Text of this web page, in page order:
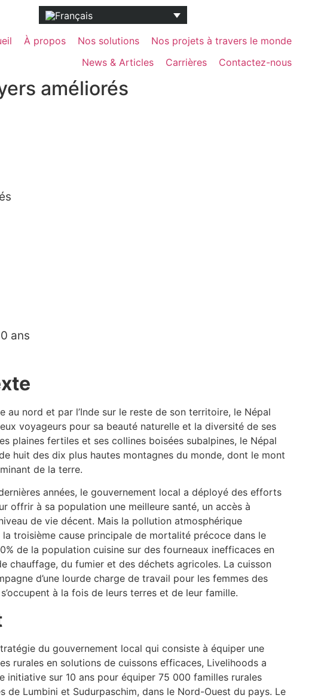
À propos Nos solutions
Nos projets à travers le monde
News & Articles
Carrières Contactez-nous
améliorés
ans
au nord et par l’Inde sur le reste de son territoire, le Népal
voyageurs pour sa beauté naturelle et la diversité de ses
plaines fertiles et ses collines boisées subalpines, le Népal
huit des dix plus hautes montagnes du monde, dont le mont
de la terre.
années, le gouvernement local a déployé des efforts
offrir à sa population une meilleure santé, un accès à
de vie décent. Mais la pollution atmosphérique
troisième cause principale de mortalité précoce dans le
de la population cuisine sur des fourneaux inefficaces en
chauffage, du fumier et des déchets agricoles. La cuisson
d’une lourde charge de travail pour les femmes des
à la fois de leurs terres et de leur famille.
du gouvernement local qui consiste à équiper une
rurales en solutions de cuissons efficaces, Livelihoods a
initiative sur 10 ans pour équiper 75 000 familles rurales
de Lumbini et Sudurpaschim, dans le Nord-Ouest du pays. Le